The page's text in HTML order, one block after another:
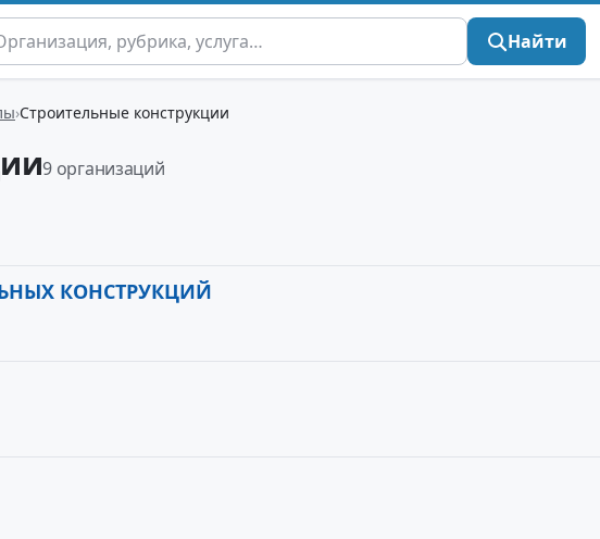
Найти
Строительные конструкции
9 организаций
КОНСТРУКЦИЙ